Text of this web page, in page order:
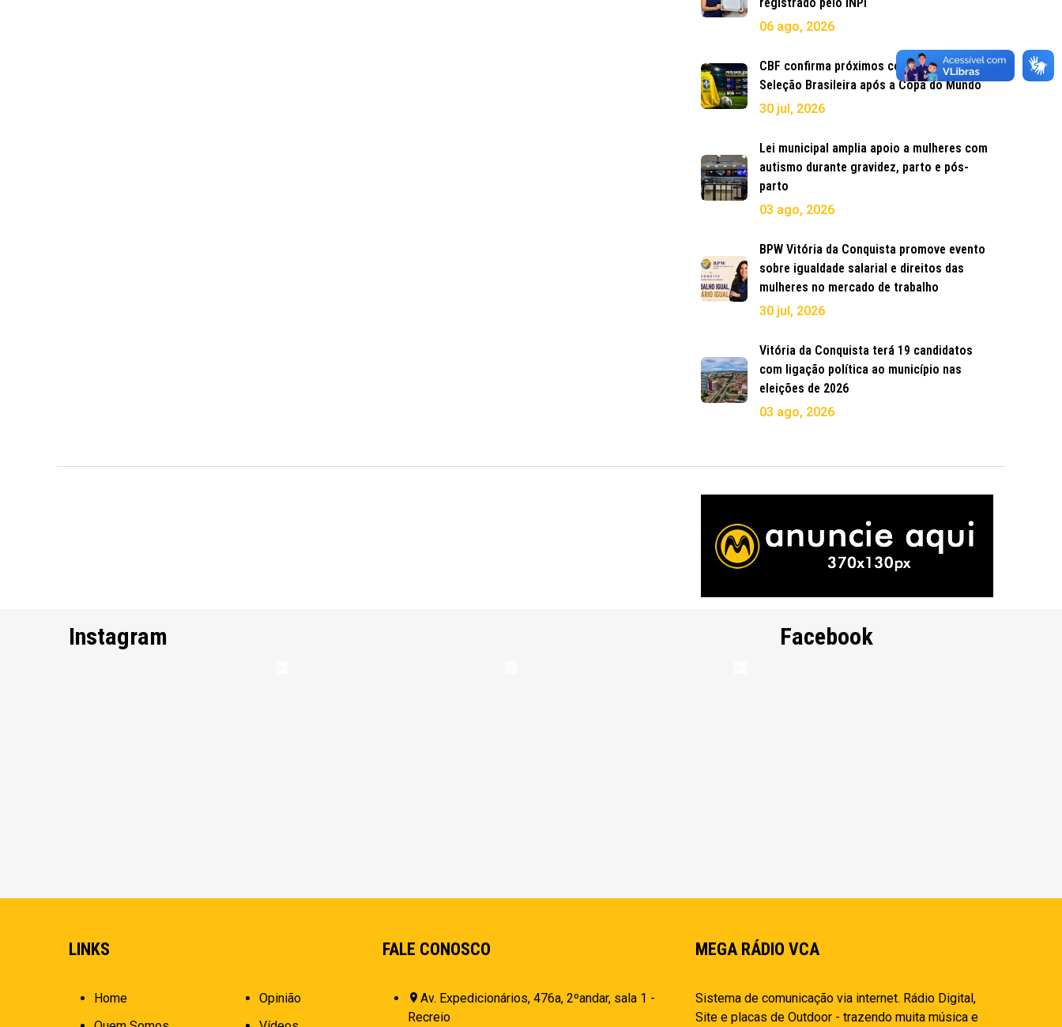
06 ago, 2026
CBF confirma próximos compromissos da
Seleção Brasileira após a Copa do Mundo
30 jul, 2026
Lei municipal amplia apoio a mulheres com
autismo durante gravidez, parto e pós-
parto
03 ago, 2026
BPW Vitória da Conquista promove evento
sobre igualdade salarial e direitos das
mulheres no mercado de trabalho
30 jul, 2026
Vitória da Conquista terá 19 candidatos
com ligação política ao município nas
eleições de 2026
03 ago, 2026
Instagram Facebook
LINKS
Home
Opinião
FALE CONOSCO
Av. Expedicionários, 476a, 2ºandar, sala 1 -
Recreio
MEGA RÁDIO VCA
Sistema de comunicação via internet. Rádio Digital,
Site e placas de Outdoor - trazendo muita música e